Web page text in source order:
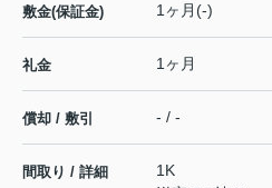
敷金(保証金) 1ヶ月(-)
礼金 1ヶ月
償却 / 敷引 - / -
間取り / 詳細
1K